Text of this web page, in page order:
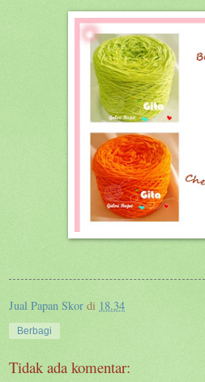
Jual Papan Skor di 18.34
Berbagi
Tidak ada komentar: